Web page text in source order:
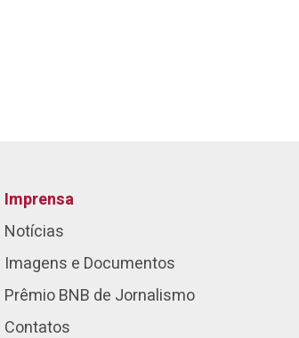
Imprensa
Notícias
Imagens e Documentos
Prêmio BNB de Jornalismo
Contatos